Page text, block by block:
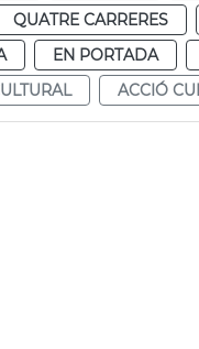
QUATRE CARRERES
EN PORTADA
ACCIÓ